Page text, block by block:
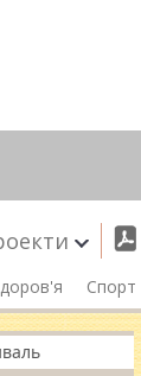
Спорт